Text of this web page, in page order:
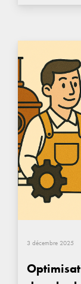
3 décembre 2025